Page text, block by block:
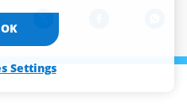
Settings
OK